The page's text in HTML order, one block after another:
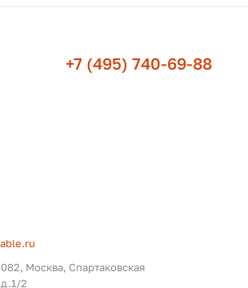
+7 (495) 740-69-88
Москва, Спартаковская
2